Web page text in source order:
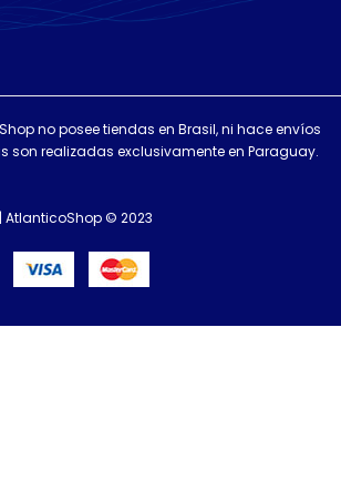
no posee tiendas en Brasil, ni hace envíos
son realizadas exclusivamente en Paraguay.
| AtlanticoShop © 2023